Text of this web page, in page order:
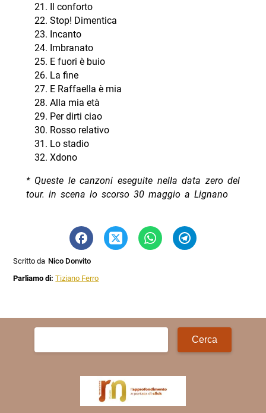
Il conforto
Stop! Dimentica
Incanto
Imbranato
E fuori è buio
La fine
E Raffaella è mia
Alla mia età
Per dirti ciao
Rosso relativo
Lo stadio
Xdono
* Queste le canzoni eseguite nella data zero del
tour. in scena lo scorso 30 maggio a Lignano
Scritto da Nico Donvito
Parliamo di:Tiziano Ferro
Ricerca